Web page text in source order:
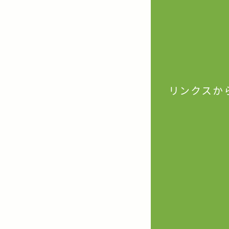
リンクスか